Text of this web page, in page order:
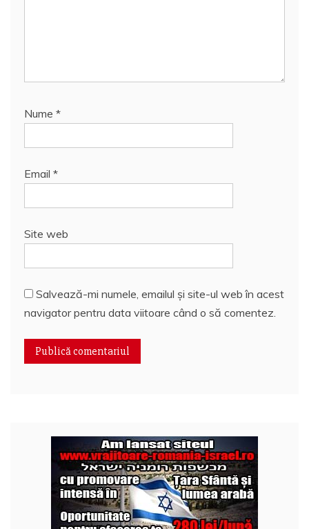
Nume *
Email *
Site web
Salvează-mi numele, emailul și site-ul web în acest
navigator pentru data viitoare când o să comentez.